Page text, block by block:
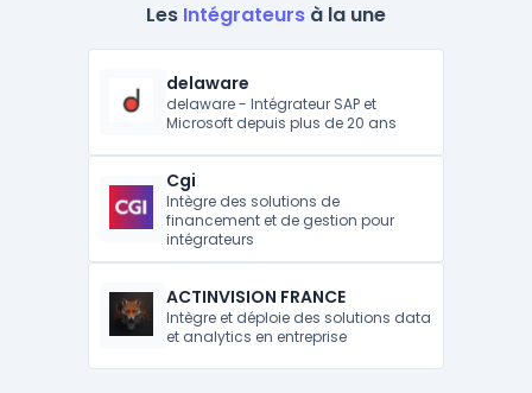
Les Intégrateurs à la une
delaware
delaware - Intégrateur SAP et
Microsoft depuis plus de 20 ans
Cgi
Intègre des solutions de
financement et de gestion pour
intégrateurs
ACTINVISION FRANCE
Intègre et déploie des solutions data
et analytics en entreprise